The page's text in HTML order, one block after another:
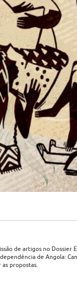
de artigos no Dossier
de Angola:
propostas.